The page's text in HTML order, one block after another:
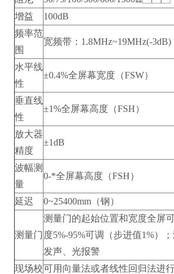
增益
100dB
频率范
围
宽频带：1.8MHz~19MHz(-3dB)
水平线
性
±0.4%全屏幕宽度（FSW）
垂直线
性
±1%全屏幕高度（FSH）
放大器
精度
±1dB
波幅测
量
0-*全屏幕高度（FSH）
延迟 0~25400mm（钢）
测量门
测量门的起始位置和宽度全屏可
度5%-95%可调（步进值1%）
发声、光报警
现场校可用向量法或者线性回归法进